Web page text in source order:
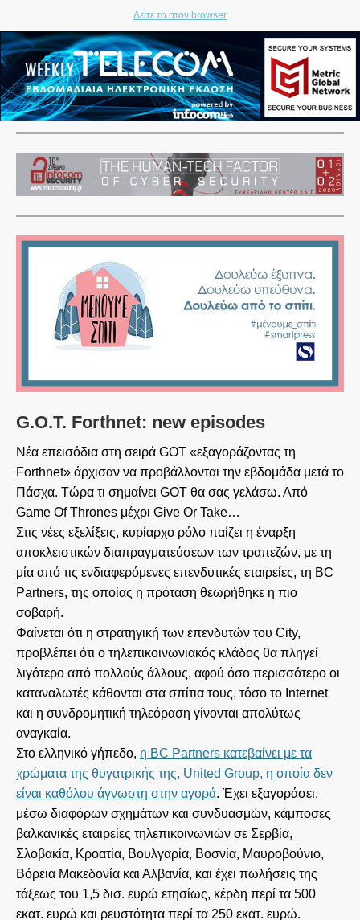
Δείτε το στον browser
G.O.T. Forthnet: new episodes
Νέα επεισόδια στη σειρά GOT «εξαγοράζοντας τη
Forthnet» άρχισαν να προβάλλονται την εβδομάδα μετά το
Πάσχα. Τώρα τι σημαίνει GOT θα σας γελάσω. Από
Game Of Thrones μέχρι Give Or Take…
Στις νέες εξελίξεις, κυρίαρχο ρόλο παίζει η έναρξη
αποκλειστικών διαπραγματεύσεων των τραπεζών, με τη
μία από τις ενδιαφερόμενες επενδυτικές εταιρείες, τη BC
Partners, της οποίας η πρόταση θεωρήθηκε η πιο
σοβαρή.
Φαίνεται ότι η στρατηγική των επενδυτών του City,
προβλέπει ότι ο τηλεπικοινωνιακός κλάδος θα πληγεί
λιγότερο από πολλούς άλλους, αφού όσο περισσότερο οι
καταναλωτές κάθονται στα σπίτια τους, τόσο το Internet
και η συνδρομητική τηλεόραση γίνονται απολύτως
αναγκαία.
Στο ελληνικό γήπεδο, η BC Partners κατεβαίνει με τα
χρώματα της θυγατρικής της, United Group, η οποία δεν
είναι καθόλου άγνωστη στην αγορά. Έχει εξαγοράσει,
μέσω διαφόρων σχημάτων και συνδυασμών, κάμποσες
βαλκανικές εταιρείες τηλεπικοινωνιών σε Σερβία,
Σλοβακία, Κροατία, Βουλγαρία, Βοσνία, Μαυροβούνιο,
Βόρεια Μακεδονία και Αλβανία, και έχει πωλήσεις της
τάξεως του 1,5 δισ. ευρώ ετησίως, κέρδη περί τα 500
εκατ. ευρώ και ρευστότητα περί τα 250 εκατ. ευρώ.